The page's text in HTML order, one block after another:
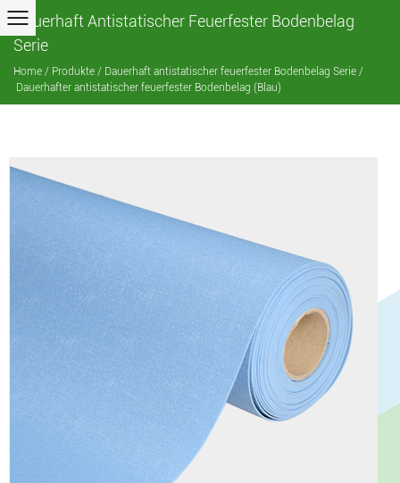
Dauerhaft Antistatischer Feuerfester Bodenbelag
Serie
Home / Produkte / Dauerhaft antistatischer feuerfester Bodenbelag Serie /
Dauerhafter antistatischer feuerfester Bodenbelag (Blau)